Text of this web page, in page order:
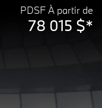
PDSF À partir de
78 015 $*